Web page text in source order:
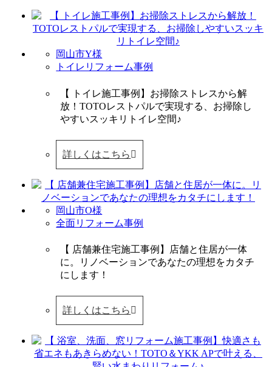
岡山市Y様
トイレリフォーム事例
【 トイレ施工事例】お掃除ストレスから解
放！TOTOレストパルで実現する、お掃除し
やすいスッキリトイレ空間♪
詳しくはこちら
岡山市O様
全面リフォーム事例
【 店舗兼住宅施工事例】店舗と住居が一体
に。リノベーションであなたの理想をカタチ
にします！
詳しくはこちら